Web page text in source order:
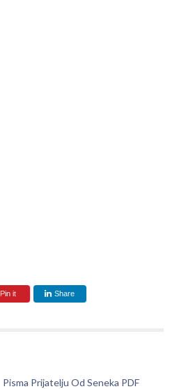
Pin it Share
Pisma Prijatelju Od Seneka PDF